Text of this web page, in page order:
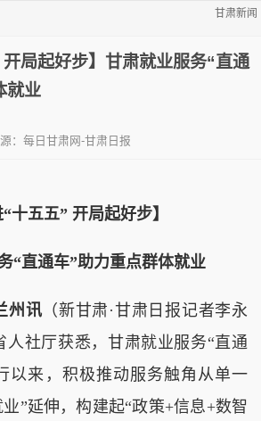
甘肃新闻
开局起好步】甘肃就业服务“直通
就业
：每日甘肃网-甘肃日报
“十五五” 开局起好步】
“直通车”助力重点群体就业
州讯 （新甘肃·甘肃日报记者李永
人社厅获悉，甘肃就业服务“直通
以来，积极推动服务触角从单一
业”延伸，构建起“政策+信息+数智